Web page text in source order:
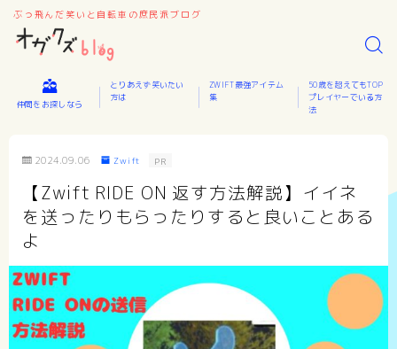
ぶっ飛んだ笑いと自転車の庶民派ブログ
仲間をお探しなら
とりあえず笑いたい
方は
ZWIFT最強アイテム
集
50歳を超えてもTOP
プレイヤーでいる方
法
2024.09.06 Zwift PR
【Zwift RIDE ON 返す方法解説】イイネ
を送ったりもらったりすると良いことある
よ